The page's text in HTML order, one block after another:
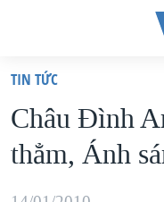
truy
cập
Tới
VIỆT NAM
HOA KỲ
BIỂN ĐÔNG
TIN TỨC
Châu Ðình
thẳm, Ánh